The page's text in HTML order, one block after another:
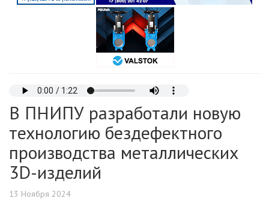
В ПНИПУ разработали новую
технологию бездефектного
производства металлических
3D-изделий
13 Ноября 2024